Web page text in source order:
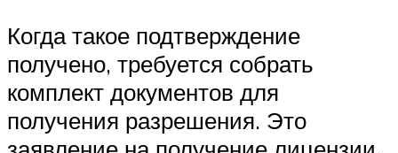
Когда такое подтверждение
получено, требуется собрать
комплект документов для
получения разрешения. Это